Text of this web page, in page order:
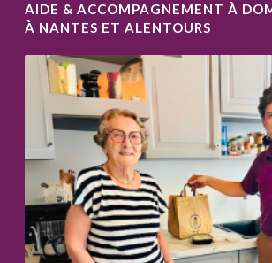
AIDE & ACCOMPAGNEMENT À
À NANTES ET ALENTOURS